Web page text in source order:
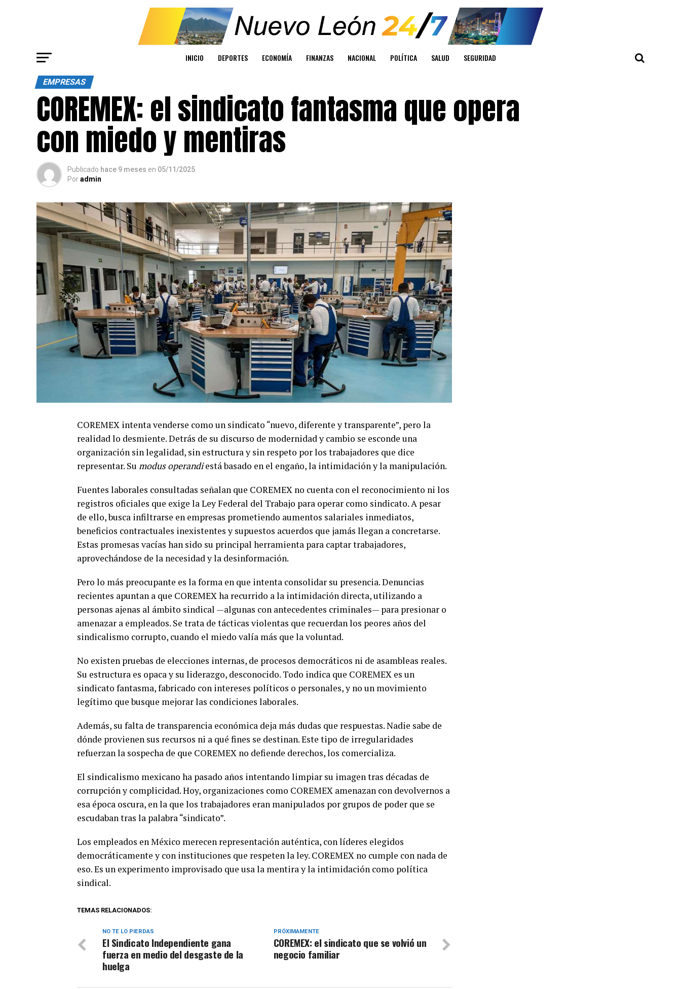
INICIO DEPORTES ECONOMÍA FINANZAS NACIONAL POLÍTICA SALUD SEGURIDAD
EMPRESAS
COREMEX: el sindicato fantasma que opera
con miedo y mentiras
Publicado hace 9 meses en 05/11/2025
Poradmin
COREMEX intenta venderse como un sindicato “nuevo, diferente y transparente”, pero la
realidad lo desmiente. Detrás de su discurso de modernidad y cambio se esconde una
organización sin legalidad, sin estructura y sin respeto por los trabajadores que dice
representar. Su modus operandiestá basado en el engaño, la intimidación y la manipulación.
Fuentes laborales consultadas señalan que COREMEX no cuenta con el reconocimiento ni los
registros oficiales que exige la Ley Federal del Trabajo para operar como sindicato. A pesar
de ello, busca infiltrarse en empresas prometiendo aumentos salariales inmediatos,
beneficios contractuales inexistentes y supuestos acuerdos que jamás llegan a concretarse.
Estas promesas vacías han sido su principal herramienta para captar trabajadores,
aprovechándose de la necesidad y la desinformación.
Pero lo más preocupante es la forma en que intenta consolidar su presencia. Denuncias
recientes apuntan a que COREMEX ha recurrido a la intimidación directa, utilizando a
personas ajenas al ámbito sindical —algunas con antecedentes criminales— para presionar o
amenazar a empleados. Se trata de tácticas violentas que recuerdan los peores años del
sindicalismo corrupto, cuando el miedo valía más que la voluntad.
No existen pruebas de elecciones internas, de procesos democráticos ni de asambleas reales.
Su estructura es opaca y su liderazgo, desconocido. Todo indica que COREMEX es un
sindicato fantasma, fabricado con intereses políticos o personales, y no un movimiento
legítimo que busque mejorar las condiciones laborales.
Además, su falta de transparencia económica deja más dudas que respuestas. Nadie sabe de
dónde provienen sus recursos ni a qué fines se destinan. Este tipo de irregularidades
refuerzan la sospecha de que COREMEX no defiende derechos, los comercializa.
El sindicalismo mexicano ha pasado años intentando limpiar su imagen tras décadas de
corrupción y complicidad. Hoy, organizaciones como COREMEX amenazan con devolvernos a
esa época oscura, en la que los trabajadores eran manipulados por grupos de poder que se
escudaban tras la palabra “sindicato”.
Los empleados en México merecen representación auténtica, con líderes elegidos
democráticamente y con instituciones que respeten la ley. COREMEX no cumple con nada de
eso. Es un experimento improvisado que usa la mentira y la intimidación como política
sindical.
TEMAS RELACIONADOS:
PRÓXIMAMENTE
COREMEX: el sindicato que se volvió un
negocio familiar
NO TE LO PIERDAS
El Sindicato Independiente gana
fuerza en medio del desgaste de la
huelga